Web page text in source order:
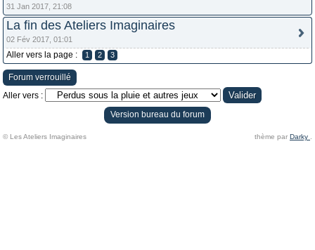
31 Jan 2017, 21:08
La fin des Ateliers Imaginaires
02 Fév 2017, 01:01
Aller vers la page : 1 2 3
Forum verrouillé
Aller vers :
Version bureau du forum
© Les Ateliers Imaginaires thème par Darky